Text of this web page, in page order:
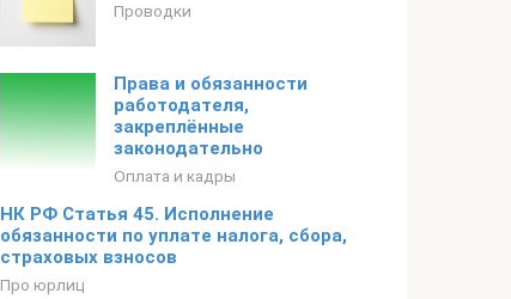
Проводки
Права и обязанности
работодателя,
закреплённые
законодательно
Оплата и кадры
НК РФ Статья 45. Исполнение
обязанности по уплате налога, сбора,
страховых взносов
Про юрлиц